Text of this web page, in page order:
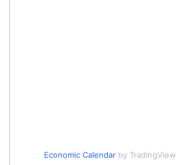
Economic Calendarby TradingView